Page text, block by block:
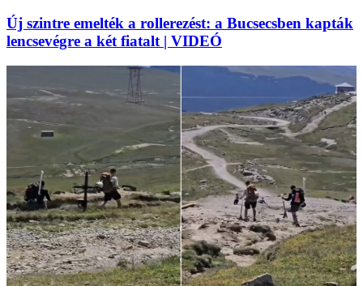
Új szintre emelték a rollerezést: a Bucsecsben kapták
lencsevégre a két fiatalt | VIDEÓ